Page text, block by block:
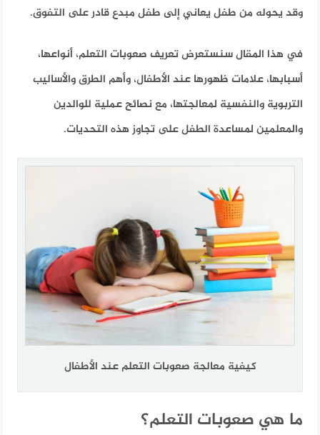
وقد يحوله من طفل يعاني إلى طفل مبدع قادر على التفوق.
في هذا المقال سنستعرض تعريف صعوبات التعلم، أنواعها،
أسبابها، علامات ظهورها عند الأطفال، وأهم الطرق والأساليب
التربوية والنفسية لمعالجتها، مع نصائح عملية للوالدين
والمعلمين لمساعدة الطفل على تجاوز هذه التحديات.
كيفية معالجة صعوبات التعلم عند الأطفال
ما هي صعوبات التعلم؟